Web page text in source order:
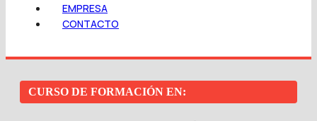
EMPRESA
CONTACTO
CURSO DE FORMACIÓN EN: